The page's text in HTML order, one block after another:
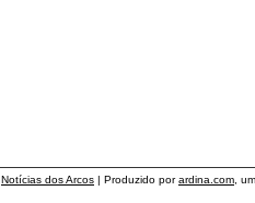
Notícias dos Arcos | Produzido porardina.com ,